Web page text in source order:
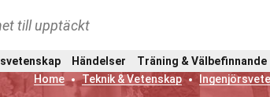
till upptäckt
Händelser Träning & Välbefinnande
Home
Teknik & Vetenskap